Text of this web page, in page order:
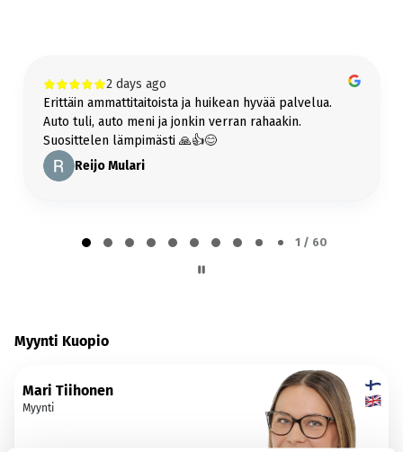
Vetokoukku jälkiasennettuna samaan pakettiin helposti ja vaivattomasti!
Lue lisää vetokoukusta
2 days ago
Erittäin ammattitaitoista ja huikean hyvää palvelua.
Auto tuli, auto meni ja jonkin verran rahaakin.
Suosittelen lämpimästi 🙏👍😊
Reijo Mulari
1 / 60
Myynti Kuopio
Mari Tiihonen
Myynti